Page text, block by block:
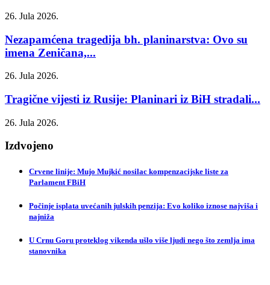
26. Jula 2026.
Nezapamćena tragedija bh. planinarstva: Ovo su
imena Zeničana,...
26. Jula 2026.
Tragične vijesti iz Rusije: Planinari iz BiH stradali...
26. Jula 2026.
Izdvojeno
Crvene linije: Mujo Mujkić nosilac kompenzacijske liste za
Parlament FBiH
Počinje isplata uvećanih julskih penzija: Evo koliko iznose najviša i
najniža
U Crnu Goru proteklog vikenda ušlo više ljudi nego što zemlja ima
stanovnika